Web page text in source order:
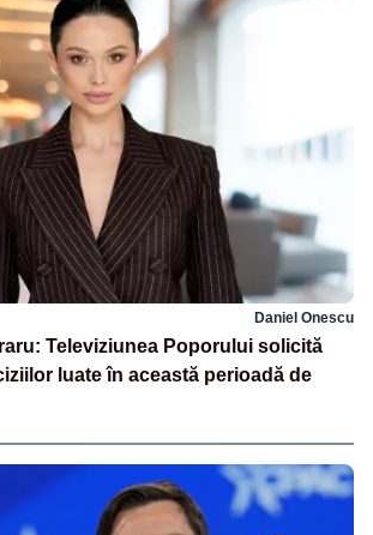
Daniel Onescu
Televiziunea Poporului solicită
luate în această perioadă de